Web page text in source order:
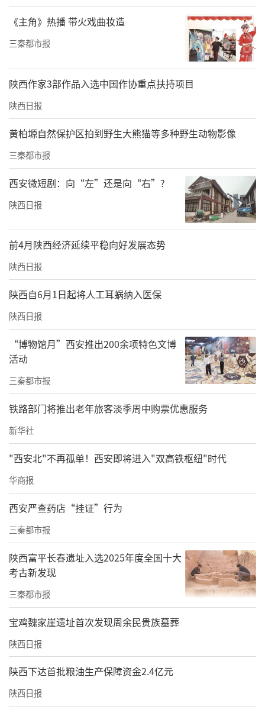
白河木瓜果实长椭圆形，果个较大，果皮金黄
色，成熟后果皮较厚，果面光滑，果梗短粗，
果心横剖面呈圆形闭合，果肉黄白色，果实芳
香，富含17种氨基酸，具有独特的清香气味。
现代药理研究表明，光皮木瓜含有糖类、蛋白
质、脂肪、矿物质、胡萝卜素、黄酮、果酸、
皂苷、木瓜蛋白酶及木瓜碱、齐墩果酸、苹果
酸、枸橼酸、酒石酸等成分。木瓜蛋白酶能帮
助消化，木瓜碱具有抗淋巴性白血病细胞的强
烈抗癌活性，齐墩果酸具有护肝抗肝炎特效。
最新研究显示，木瓜还能增强人体抵抗力。
百益木瓜酒，用汉江山泉水和富硒木瓜酿造，
最大限度地吸取和保留了鲜木瓜中的有用成
分，“取源头之水，酿百益精品。”推出3款6
度酒主打产品。
《主角》热播 带火戏曲妆造
三秦都市报
陕西作家3部作品入选中国作协重点扶持项目
陕西日报
黄柏塬自然保护区拍到野生大熊猫等多种野生动物影像
三秦都市报
西安微短剧：向“左”还是向“右”?
陕西日报
前4月陕西经济延续平稳向好发展态势
陕西日报
陕西自6月1日起将人工耳蜗纳入医保
陕西日报
“博物馆月”西安推出200余项特色文博
活动
三秦都市报
铁路部门将推出老年旅客淡季周中购票优惠服务
新华社
"西安北"不再孤单！西安即将进入"双高铁枢纽"时代
华商报
西安严查药店“挂证”行为
三秦都市报
陕西富平长春遗址入选2025年度全国十大
考古新发现
三秦都市报
宝鸡魏家崖遗址首次发现周余民贵族墓葬
陕西日报
陕西下达首批粮油生产保障资金2.4亿元
陕西日报